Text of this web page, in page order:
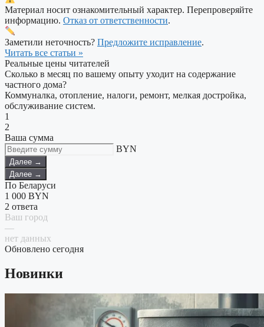
Материал носит ознакомительный характер. Перепроверяйте
информацию. Отказ от ответственности.
Заметили неточность? Предложите исправление.
Читать все статьи »
Реальные цены читателей
Сколько в месяц по вашему опыту уходит на содержание
частного дома?
Коммуналка, отопление, налоги, ремонт, мелкая достройка,
обслуживание систем.
1
2
Ваша сумма
BYN
Далее →
Далее →
По Беларуси
1 000 BYN
2 ответа
Ваш город
—
нет данных
Обновлено сегодня
Новинки